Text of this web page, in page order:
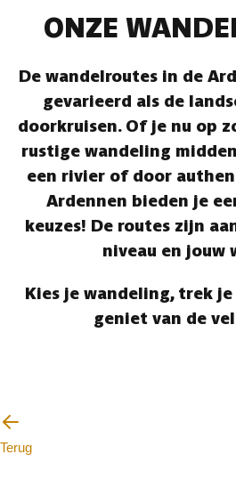
ONZE
De wandelroutes in de
gevarieerd als de
doorkruisen. Of je nu op
rustige wandeling
een rivier of door
Ardennen bieden je
keuzes! De routes zijn
niveau en jouw
Kies je wandeling, trek je
geniet van de
Terug